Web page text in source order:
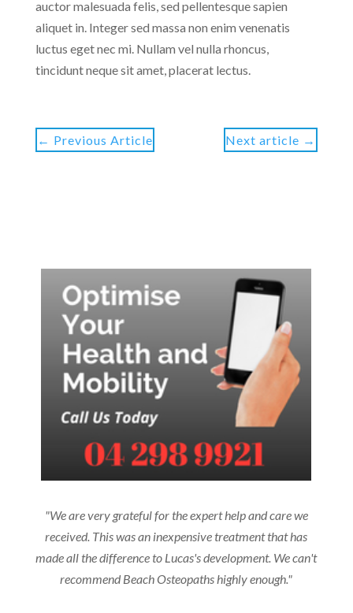
auctor malesuada felis, sed pellentesque sapien
aliquet in. Integer sed massa non enim venenatis
luctus eget nec mi. Nullam vel nulla rhoncus,
tincidunt neque sit amet, placerat lectus.
← Previous Article Next article →
"We are very grateful for the expert help and care we
received. This was an inexpensive treatment that has
made all the difference to Lucas's development. We can't
recommend Beach Osteopaths highly enough."